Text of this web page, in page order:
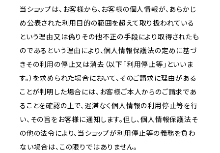
当ショップは、お客様から、お客様の個人情報が、あらかじ
め公表された利用目的の範囲を超えて取り扱われている
という理由又は偽りその他不正の手段により取得されたも
のであるという理由により、個人情報保護法の定めに基づ
きその利用の停止又は消去（以下「利用停止等」といいま
す。）を求められた場合において、そのご請求に理由がある
ことが判明した場合には、お客様ご本人からのご請求であ
ることを確認の上で、遅滞なく個人情報の利用停止等を行
い、その旨をお客様に通知します。但し、個人情報保護法そ
の他の法令により、当ショップが利用停止等の義務を負わ
ない場合は、この限りではありません。